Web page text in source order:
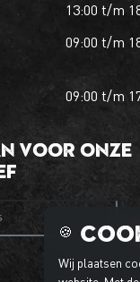
13:00 t/m
09:00 t/m
09:00 t/m
voor onze
🍪
Wij plaatsen